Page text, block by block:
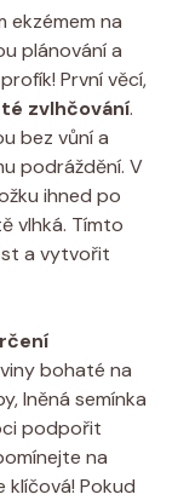
ekzémem⁣ na⁢
‌plánování​ a
První věcí,
zvlhčování.
⁢bez vůní a
‍podráždění. V⁤
‌ihned po
vlhká. Tímto
a vytvořit
​bohaté na
lněná semínka
podpořit
na‍
Pokud